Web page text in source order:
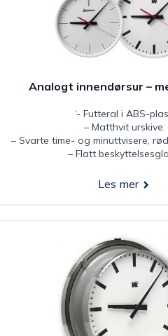
Analogt innendørsur –
‘- Futteral i ABS-
– Matthvit urskive.
– Svarte time- og minuttvisere,
– Flatt
Les mer